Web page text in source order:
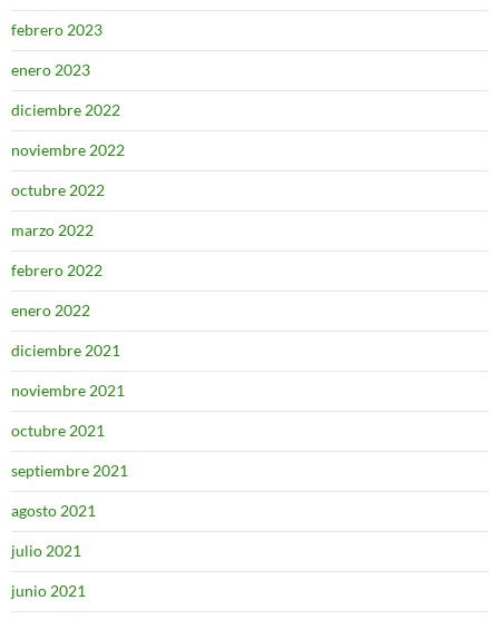
febrero 2023
enero 2023
diciembre 2022
noviembre 2022
octubre 2022
marzo 2022
febrero 2022
enero 2022
diciembre 2021
noviembre 2021
octubre 2021
septiembre 2021
agosto 2021
julio 2021
junio 2021